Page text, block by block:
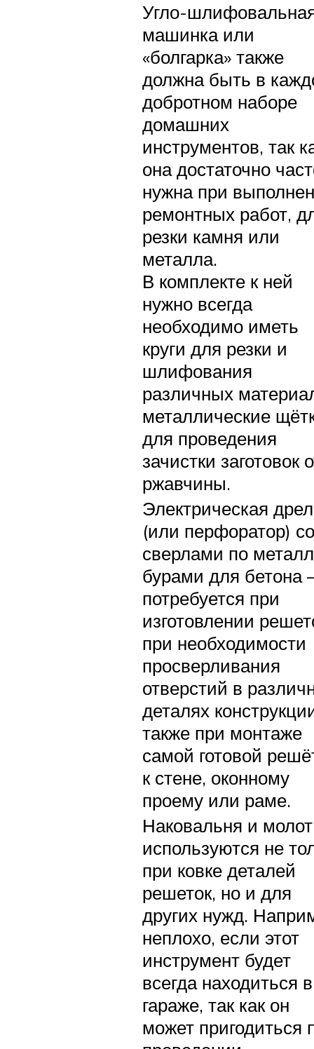
Угло-
машинка или
«болгарка» также
должна быть в
добротном наборе
домашних
инструментов, так
она достаточно
нужна при
ремонтных работ,
резки камня или
металла.
В комплекте к ней
нужно всегда
необходимо иметь
круги для резки и
шлифования
различных
металлические
для проведения
зачистки заготовок
ржавчины.
Электрическая
(или перфоратор) со
сверлами по
бурами для бетона
потребуется при
изготовлении
при необходимости
просверливания
отверстий в
деталях
также при монтаже
самой готовой
к стене, оконному
проему или раме.
Наковальня и молот
используются не
при ковке деталей
решеток, но и для
других нужд.
неплохо, если этот
инструмент будет
всегда находиться в
гараже, так как он
может пригодиться